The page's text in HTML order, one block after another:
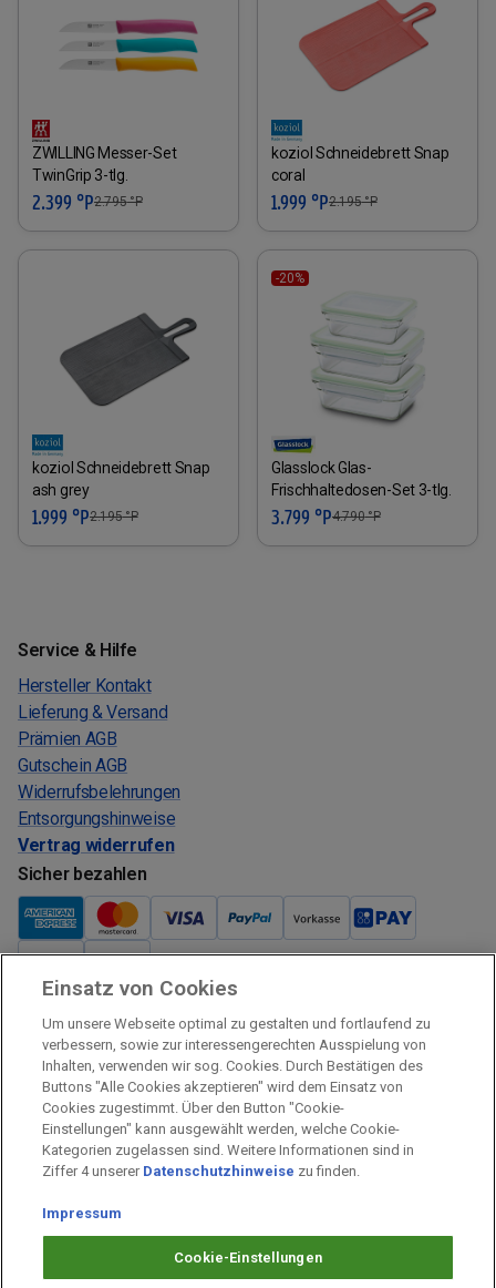
ZWILLING Messer-Set
TwinGrip 3-tlg.
2.399 °P2.795°P
koziol Schneidebrett Snap
coral
1.999 °P2.195°P
koziol Schneidebrett Snap
ash grey
1.999 °P2.195°P
-20%
Glasslock Glas-
Frischhaltedosen-Set 3-tlg.
3.799 °P4.790°P
Service & Hilfe
Hersteller Kontakt
Lieferung & Versand
Prämien AGB
Gutschein AGB
Widerrufsbelehrungen
Entsorgungshinweise
Vertrag widerrufen
Sicher bezahlen
Verkauf und Versand
Kostenloser Versand:
Verkauf und Versand durch:
Verkauf Gutscheine durch:
Sicher einkaufen
Prämien Impressum
Prämien Datenschutz
Einsatz von Cookies
Um unsere Webseite optimal zu gestalten und fortlaufend zu
verbessern, sowie zur interessengerechten Ausspielung von
Inhalten, verwenden wir sog. Cookies. Durch Bestätigen des
Buttons "Alle Cookies akzeptieren" wird dem Einsatz von
Cookies zugestimmt. Über den Button "Cookie-
Einstellungen" kann ausgewählt werden, welche Cookie-
Kategorien zugelassen sind. Weitere Informationen sind in
Ziffer 4 unserer Datenschutzhinweise zu finden.
Impressum
Cookie-Einstellungen